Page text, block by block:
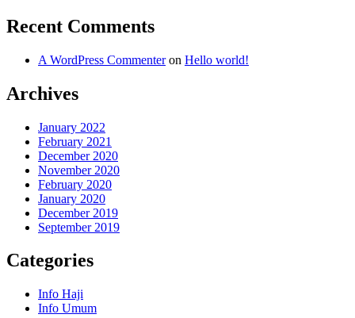
Recent Comments
A WordPress Commenteron Hello world!
Archives
January 2022
February 2021
December 2020
November 2020
February 2020
January 2020
December 2019
September 2019
Categories
Info Haji
Info Umum